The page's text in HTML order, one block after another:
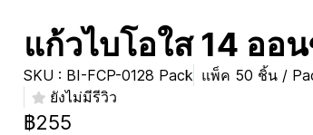
แก้วไบโอใส 14 ออ
SKU : BI-FCP-0128 Pack แพ็ค 50 ชิ้น /
ยังไม่มีรีวิว
฿255